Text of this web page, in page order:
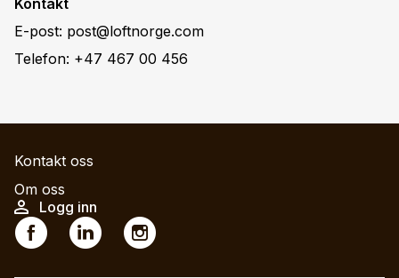
Kontakt
E-post: post@loftnorge.com
Telefon: +47 467 00 456
M
a
i
n
Kontakt oss
Om oss
U
s
Logg inn
S
o